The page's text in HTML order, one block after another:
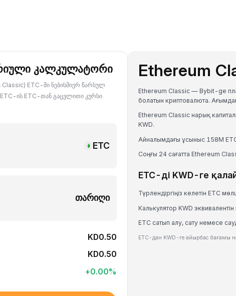
კალკულატორი
ETC-ში ნებისმიერ წარსულ
ის ETC-თან გაცვლითი კურსი
ETC
თარიღი
KD0.50
KD0.50
+0.00%
Ethereum
Ethereum Classic — Bybit-ge
болатын криптовалюта.
Ethereum Classic нарық
KWD.
Айналымдағы ұсыныс 158M
Соңғы 24 сағатта Ethereum
ETC-ді KWD-ге
Түрлендіргіңіз келетін ETC
Калькулятор KWD эквивалентін
ETC сатып алу, сату немесе
ETC-дан KWD-ге айырбас бағамы